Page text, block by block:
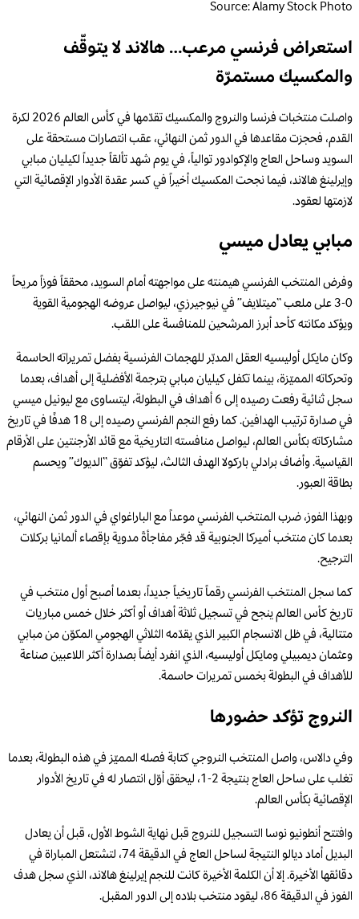
Source: Alamy Stock Photo
استعراض فرنسي مرعب… هالاند لا يتوقّف
والمكسيك مستمرّة
واصلت منتخبات فرنسا والنروج والمكسيك تقدّمها في كأس العالم 2026 لكرة
القدم، فحجزت مقاعدها في الدور ثمن النهائي، عقب انتصارات مستحقة على
السويد وساحل العاج والإكوادور توالياً، في يوم شهد تألقاً جديداً لكيليان مبابي
وإيرلينغ هالاند، فيما نجحت المكسيك أخيراً في كسر عقدة الأدوار الإقصائية التي
لازمتها لعقود.
مبابي يعادل ميسي
وفرض المنتخب الفرنسي هيمنته على مواجهته أمام السويد، محققاً فوزاً مريحاً
0-3 على ملعب “ميتلايف” في نيوجيرزي، ليواصل عروضه الهجومية القوية
ويؤكد مكانته كأحد أبرز المرشحين للمنافسة على اللقب.
وكان مايكل أوليسيه العقل المدبّر للهجمات الفرنسية بفضل تمريراته الحاسمة
وتحركاته المميّزة، بينما تكفل كيليان مبابي بترجمة الأفضلية إلى أهداف، بعدما
سجل ثنائية رفعت رصيده إلى 6 أهداف في البطولة، ليتساوى مع ليونيل ميسي
في صدارة ترتيب الهدافين. كما رفع النجم الفرنسي رصيده إلى 18 هدفًا في تاريخ
مشاركاته بكأس العالم، ليواصل منافسته التاريخية مع قائد الأرجنتين على الأرقام
القياسية. وأضاف برادلي باركولا الهدف الثالث، ليؤكد تفوّق “الديوك” ويحسم
بطاقة العبور.
وبهذا الفوز، ضرب المنتخب الفرنسي موعداً مع الباراغواي في الدور ثمن النهائي،
بعدما كان منتخب أميركا الجنوبية قد فجّر مفاجأةً مدوية بإقصاء ألمانيا بركلات
الترجيح.
كما سجل المنتخب الفرنسي رقماً تاريخياً جديداً، بعدما أصبح أول منتخب في
تاريخ كأس العالم ينجح في تسجيل ثلاثة أهداف أو أكثر خلال خمس مباريات
متتالية، في ظل الانسجام الكبير الذي يقدّمه الثلاثي الهجومي المكوّن من مبابي
وعثمان ديمبيلي ومايكل أوليسيه، الذي انفرد أيضاً بصدارة أكثر اللاعبين صناعة
للأهداف في البطولة بخمس تمريرات حاسمة.
النروج تؤكد حضورها
وفي دالاس، واصل المنتخب النروجي كتابة فصله المميّز في هذه البطولة، بعدما
تغلب على ساحل العاج بنتيجة 2-1، ليحقق أوّل انتصار له في تاريخ الأدوار
الإقصائية بكأس العالم.
وافتتح أنطونيو نوسا التسجيل للنروج قبل نهاية الشوط الأول، قبل أن يعادل
البديل أماد ديالو النتيجة لساحل العاج في الدقيقة 74، لتشتعل المباراة في
دقائقها الأخيرة. إلا أن الكلمة الأخيرة كانت للنجم إيرلينغ هالاند، الذي سجل هدف
الفوز في الدقيقة 86، ليقود منتخب بلاده إلى الدور المقبل.